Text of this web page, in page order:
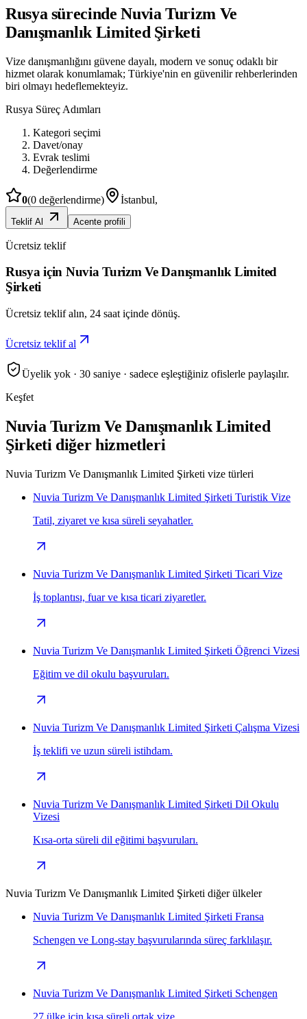
Rusya sürecindeNuvia Turizm Ve
Danışmanlık Limited Şirketi
Vize danışmanlığını güvene dayalı, modern ve sonuç odaklı bir
hizmet olarak konumlamak; Türkiye'nin en güvenilir rehberlerinden
biri olmayı hedeflemekteyiz.
Rusya Süreç Adımları
Kategori seçimi
Davet/onay
Evrak teslimi
Değerlendirme
0(0 değerlendirme) İstanbul,
Teklif Al Acente profili
Ücretsiz teklif
Rusya için Nuvia Turizm Ve Danışmanlık Limited
Şirketi
Ücretsiz teklif alın, 24 saat içinde dönüş.
Ücretsiz teklif al
Üyelik yok · 30 saniye · sadece eşleştiğiniz ofislerle paylaşılır.
Keşfet
Nuvia Turizm Ve Danışmanlık Limited
Şirketi diğer hizmetleri
Nuvia Turizm Ve Danışmanlık Limited Şirketi vize türleri
Nuvia Turizm Ve Danışmanlık Limited Şirketi Turistik Vize
Tatil, ziyaret ve kısa süreli seyahatler.
Nuvia Turizm Ve Danışmanlık Limited Şirketi Ticari Vize
İş toplantısı, fuar ve kısa ticari ziyaretler.
Nuvia Turizm Ve Danışmanlık Limited Şirketi Öğrenci Vizesi
Eğitim ve dil okulu başvuruları.
Nuvia Turizm Ve Danışmanlık Limited Şirketi Çalışma Vizesi
İş teklifi ve uzun süreli istihdam.
Nuvia Turizm Ve Danışmanlık Limited Şirketi Dil Okulu
Vizesi
Kısa-orta süreli dil eğitimi başvuruları.
Nuvia Turizm Ve Danışmanlık Limited Şirketi diğer ülkeler
Nuvia Turizm Ve Danışmanlık Limited Şirketi Fransa
Schengen ve Long-stay başvurularında süreç farklılaşır.
Nuvia Turizm Ve Danışmanlık Limited Şirketi Schengen
27 ülke için kısa süreli ortak vize.